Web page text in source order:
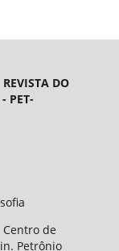
REVISTA DO
PET-
Petrônio